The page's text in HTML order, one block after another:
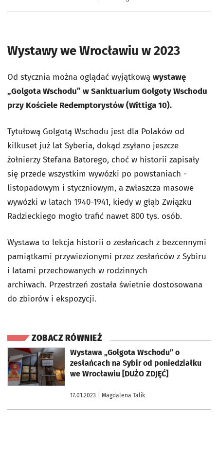
Wystawy we Wrocławiu w 2023
Od stycznia można oglądać wyjątkową wystawę
„Golgota Wschodu” w Sanktuarium Golgoty Wschodu
przy Kościele Redemptorystów (Wittiga 10).
Tytułową Golgotą Wschodu jest dla Polaków od
kilkuset już lat Syberia, dokąd zsyłano jeszcze
żołnierzy Stefana Batorego, choć w historii zapisały
się przede wszystkim wywózki po powstaniach -
listopadowym i styczniowym, a zwłaszcza masowe
wywózki w latach 1940-1941, kiedy w głąb Związku
Radzieckiego mogło trafić nawet 800 tys. osób.
Wystawa to lekcja historii o zesłańcach z bezcennymi
pamiątkami przywiezionymi przez zesłańców z Sybiru
i latami przechowanych w rodzinnych
archiwach. Przestrzeń została świetnie dostosowana
do zbiorów i ekspozycji.
ZOBACZ RÓWNIEŻ
Wystawa „Golgota Wschodu” o
zesłańcach na Sybir od poniedziałku
we Wrocławiu [DUŻO ZDJĘĆ]
17.01.2023 | Magdalena Talik
otworzy się w nowej karcie